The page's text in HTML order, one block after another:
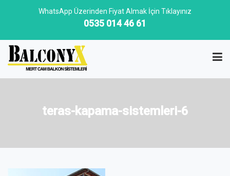
WhatsApp Üzerinden Fiyat Almak İçin Tıklayınız
0535 014 46 61
teras-kapama-sistemleri-6